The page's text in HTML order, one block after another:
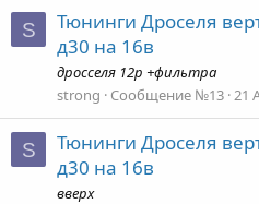
S
Тюнинги Дроселя
д30 на 16в
дросселя 12р +фильтра
strong
Сообщение №13 21
S
Тюнинги Дроселя
д30 на 16в
вверх